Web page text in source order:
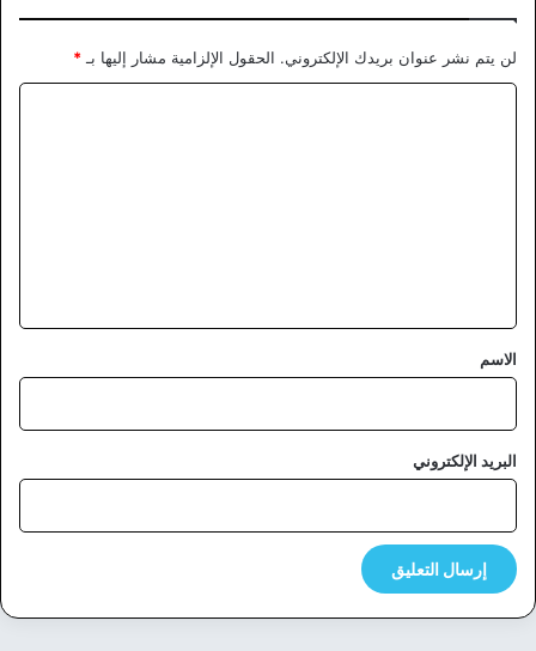
لن يتم نشر عنوان بريدك الإلكتروني. الحقول الإلزامية مشار إليها بـ*
*
الاسم
البريد الإلكتروني